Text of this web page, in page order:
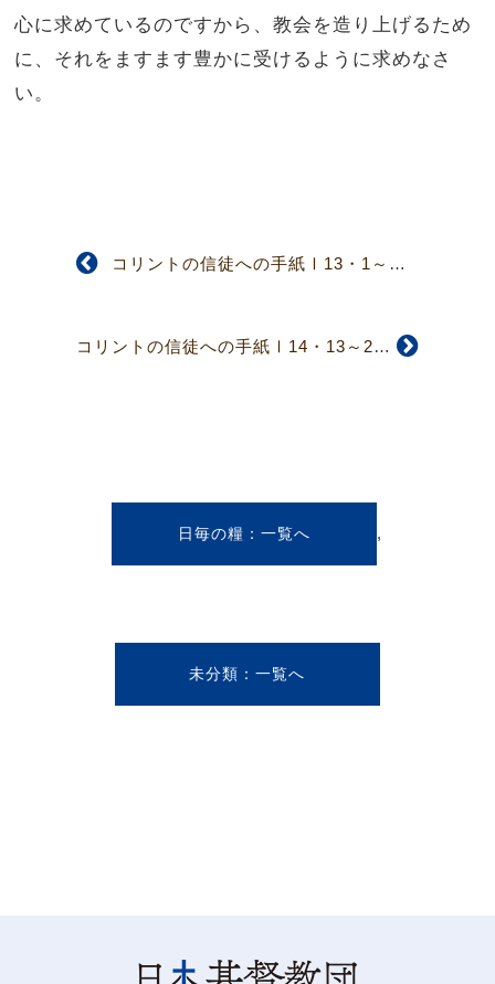
心に求めているのですから、教会を造り上げるため
に、それをますます豊かに受けるように求めなさ
い。
コリントの信徒への手紙Ⅰ13・1～13
コリントの信徒への手紙Ⅰ14・13～25
日毎の糧 ,
未分類